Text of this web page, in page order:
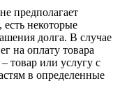
предполагает
некоторые
долга. В случае
на оплату товара
товар или услугу с
в определенные